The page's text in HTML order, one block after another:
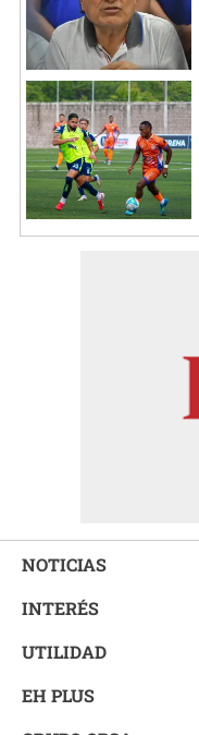
NOTICIAS
INTERÉS
UTILIDAD
EH PLUS